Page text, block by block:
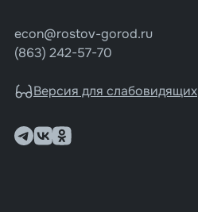
econ@rostov-gorod.ru
(863) 242-57-70
Версия для слабовидящих